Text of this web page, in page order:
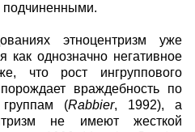
подчиненными.
этноцентризм уже
как однозначно негативное
что рост ингруппового
враждебность по
(Rabbier, 1992), а
не имеют жесткой